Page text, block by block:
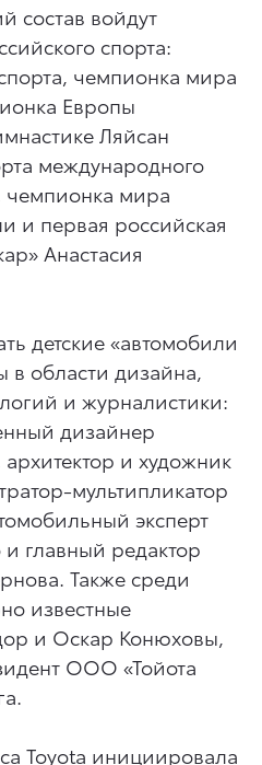
состав войдут
спорта:
чемпионка мира
Европы
Ляйсан
международного
чемпионка мира
и первая российская
Анастасия
детские «автомобили
в области дизайна,
и журналистики:
дизайнер
и художник
мультипликатор
эксперт
главный редактор
Также среди
известные
и Оскар Конюховы,
ООО «Тойота
Toyota инициировала